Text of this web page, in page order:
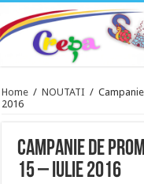
Home / NOUTATI /
2016
Campanie De
15 – Iulie 2016